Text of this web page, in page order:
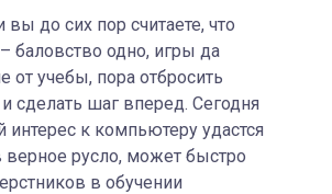
вы до сих пор считаете, что
баловство одно, игры да
от учебы, пора отбросить
сделать шаг вперед. Сегодня
интерес к компьютеру удастся
верное русло, может быстро
в обучении